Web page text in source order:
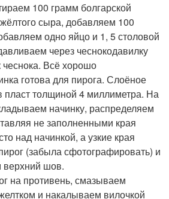
100 грамм болгарской
сыра, добавляем 100
одно яйцо и 1, 5 столовой
через чеснокодавилку
Всё хорошо
готова для пирога. Слоёное
пласт толщиной 4 миллиметра. На
начинку, распределяем
не заполненными края
над начинкой, а узкие края
(забыла сфотографировать) и
шов.
на противень, смазываем
и накалываем вилочкой